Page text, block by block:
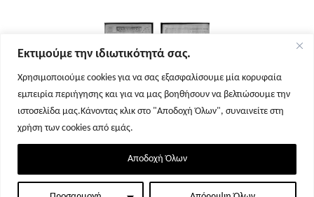
Εκτιμούμε την ιδιωτικότητά σας.
Χρησιμοποιούμε cookies για να σας εξασφαλίσουμε μία κορυφαία
εμπειρία περιήγησης και για να μας βοηθήσουν να βελτιώσουμε την
ιστοσελίδα μας.Κάνοντας κλικ στο "Αποδοχή Όλων", συναινείτε στη
χρήση των cookies από εμάς.
Αποδοχή Όλων
Σελίδα 1 Σελίδα 2